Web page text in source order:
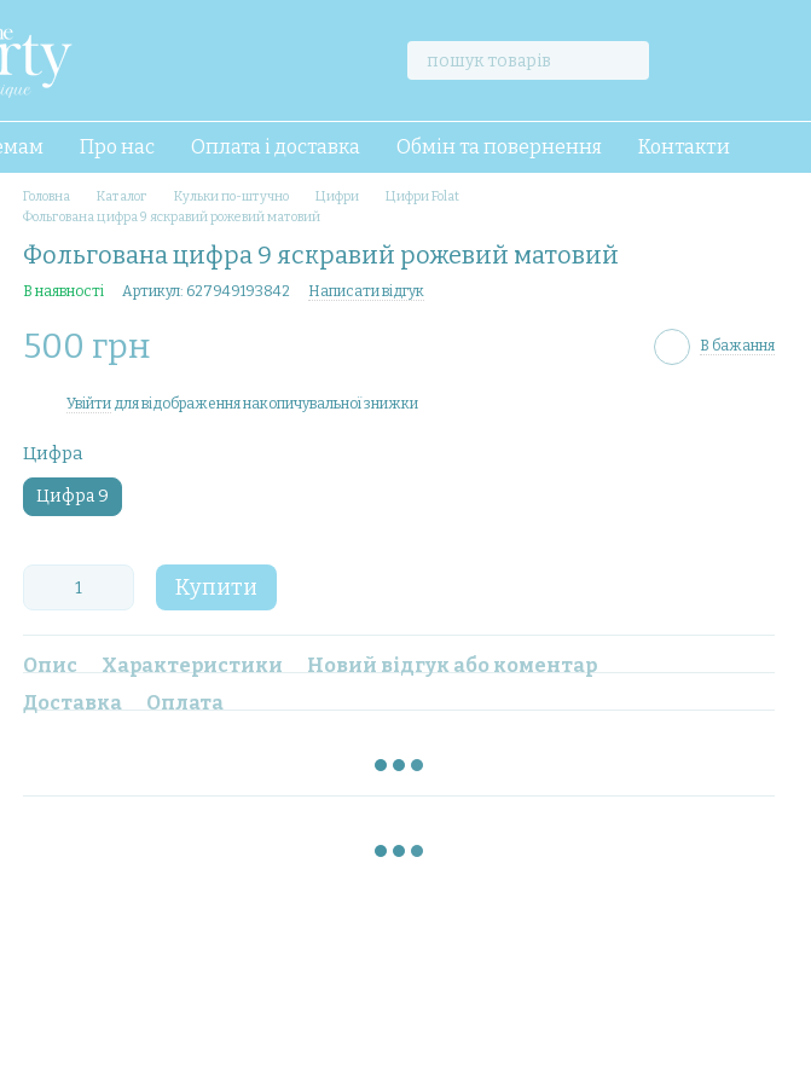
Про нас Оплата і доставка Обмін та повернення Контакти
Головна Каталог Кульки по-штучно Цифри
Цифри Folat
Фольгована цифра 9 яскравий рожевий матовий
Фольгована цифра 9 яскравий рожевий матовий
В наявності Артикул: 627949193842 Написати відгук
500 грн В бажання
Увійти для відображення накопичувальної знижки
Цифра
Цифра 9
Купити
Опис Характеристики
Новий відгук або коментар
Доставка
Оплата